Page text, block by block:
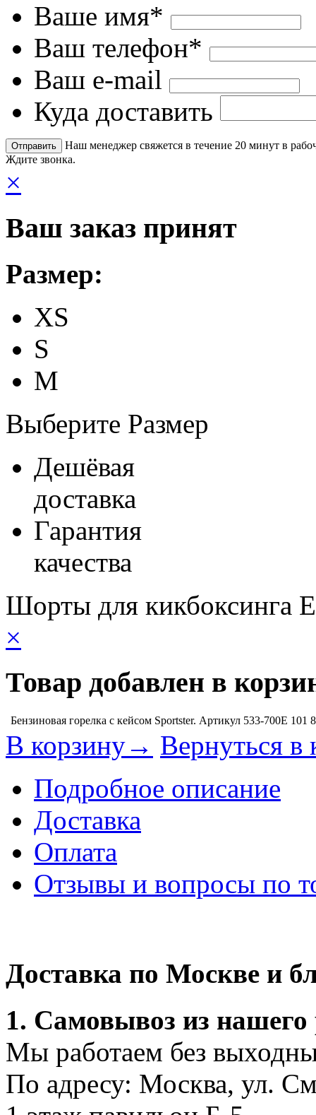
Ваше имя*
Ваш телефон*
Ваш e-mail
Куда доставить
Наш менеджер свяжется в течение 20 минут в
Ждите звонка.
×
Ваш заказ принят
Размер:
XS
S
M
Выберите Размер
Дешёвая
доставка
Гарантия
качества
Шорты для кикбоксинга
×
Товар добавлен в
Бензиновая горелка с кейсом Sportster. Артикул 533-700E 101
В корзину→ Вернуться в
Подробное описание
Доставка
Оплата
Отзывы и вопросы по
Доставка по Москве и
1. Самовывоз из нашего
Мы работаем без
По адресу: Москва, ул.